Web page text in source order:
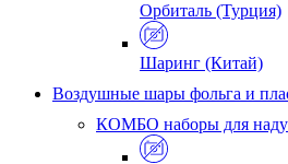
Орбиталь (Турция)
Шаринг (Китай)
Воздушные шары фольга и
КОМБО наборы для